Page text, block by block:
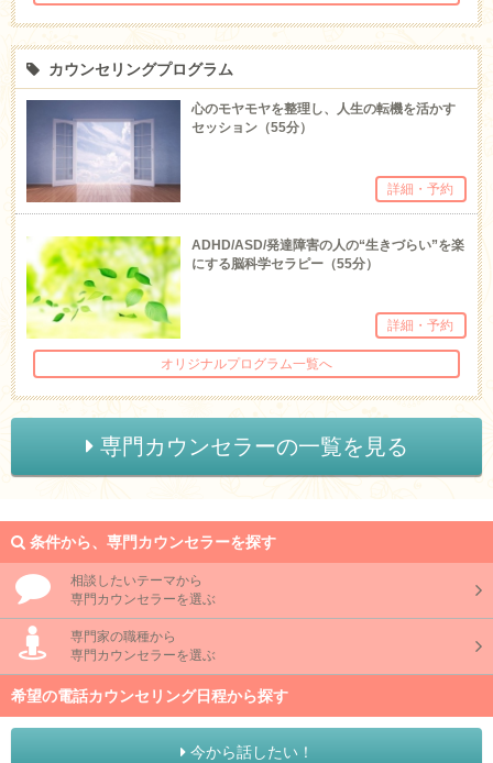
カウンセリングプログラム
心のモヤモヤを整理し、人生の転機を活かす
セッション（55分）
詳細・予約
ADHD/ASD/発達障害の人の“生きづらい”を楽
にする脳科学セラピー（55分）
詳細・予約
オリジナルプログラム一覧へ
専門カウンセラーの一覧を見る
条件から、専門カウンセラーを探す
相談したいテーマから
専門カウンセラーを選ぶ
専門家の職種から
専門カウンセラーを選ぶ
希望の電話カウンセリング日程から探す
今から話したい！